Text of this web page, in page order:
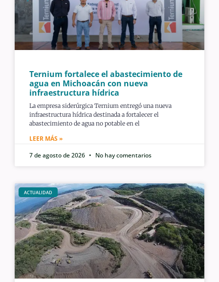
Ternium fortalece el abastecimiento de
agua en Michoacán con nueva
infraestructura hídrica
La empresa siderúrgica Ternium entregó una nueva
infraestructura hídrica destinada a fortalecer el
abastecimiento de agua no potable en el
LEER MÁS »
7 de agosto de 2026
No hay comentarios
ACTUALIDAD